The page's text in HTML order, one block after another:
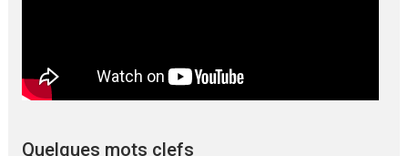
Quelques mots clefs